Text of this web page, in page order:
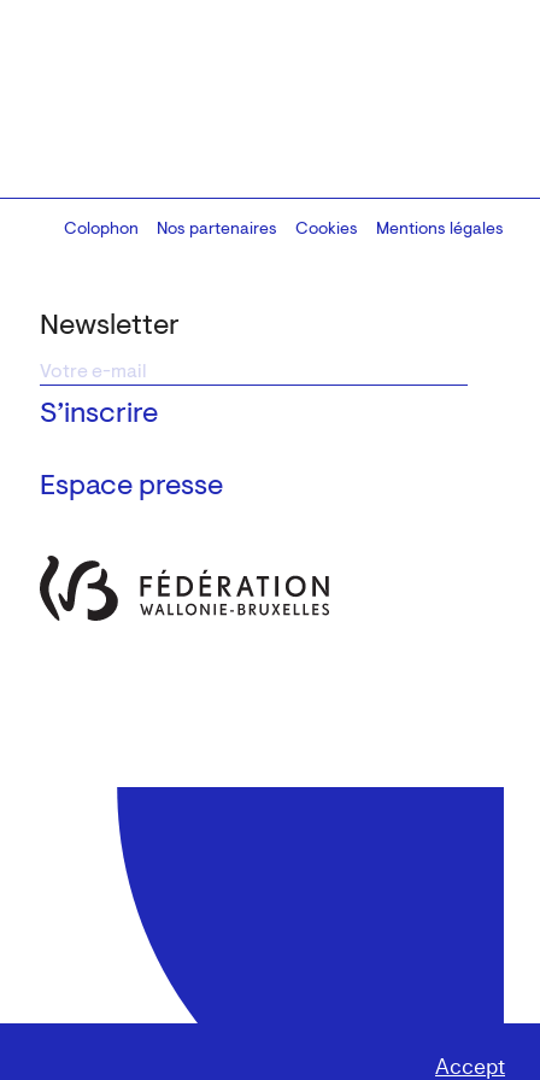
Accept
Newsletter
Espace presse
Colophon
Design:Marcel Kaczmarek, code:8080.studio
Nos partenaires Cookies Mentions légales